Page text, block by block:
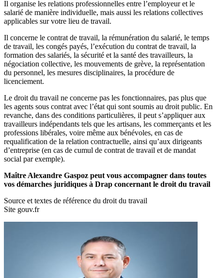
Il organise les relations professionnelles entre l’employeur et le
salarié de manière individuelle, mais aussi les relations collectives
applicables sur votre lieu de travail.
Il concerne le contrat de travail, la rémunération du salarié, le temps
de travail, les congés payés, l’exécution du contrat de travail, la
formation des salariés, la sécurité et la santé des travailleurs, la
négociation collective, les mouvements de grève, la représentation
du personnel, les mesures disciplinaires, la procédure de
licenciement.
Le droit du travail ne concerne pas les fonctionnaires, pas plus que
les agents sous contrat avec l’état qui sont soumis au droit public. En
revanche, dans des conditions particulières, il peut s’appliquer aux
travailleurs indépendants tels que les artisans, les commerçants et les
professions libérales, voire même aux bénévoles, en cas de
requalification de la relation contractuelle, ainsi qu’aux dirigeants
d’entreprise (en cas de cumul de contrat de travail et de mandat
social par exemple).
Maître Alexandre Gaspoz peut vous accompagner dans toutes
vos démarches juridiques à Drap concernant le droit du travail
Source et textes de référence du droit du travail
Site gouv.fr